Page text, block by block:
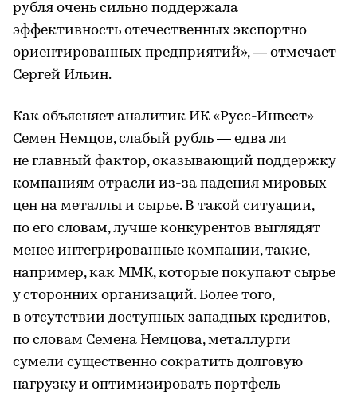
рубля очень сильно поддержала
эффективность отечественных экспортно
ориентированных предприятий», — отмечает
Сергей Ильин.
Как объясняет аналитик ИК «Русс-Инвест»
Семен Немцов, слабый рубль — едва ли
не главный фактор, оказывающий поддержку
компаниям отрасли из-за падения мировых
цен на металлы и сырье. В такой ситуации,
по его словам, лучше конкурентов выглядят
менее интегрированные компании, такие,
например, как ММК, которые покупают сырье
у сторонних организаций. Более того,
в отсутствии доступных западных кредитов,
по словам Семена Немцова, металлурги
сумели существенно сократить долговую
нагрузку и оптимизировать портфель